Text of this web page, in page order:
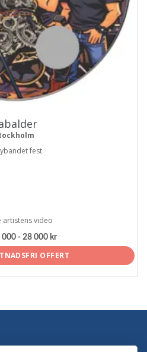
fest
artistens video
000 - 28 000 kr
OFFERT